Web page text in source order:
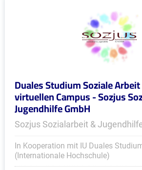
Duales Studium Soziale
virtuellen Campus - Sozjus
Jugendhilfe GmbH
Sozjus Sozialarbeit &
In Kooperation mit IU Duales
(Internationale Hochschule)